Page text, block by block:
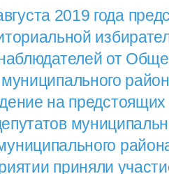
2019 года
от
на
приняли